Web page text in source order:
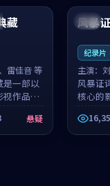
藏
雷佳音 等
一部以
视作品，
与人物成
奏紧凑，
悬疑
法国
风暴
纪录片
主演：
风暴证
核心的
机、反
开，整
推荐观